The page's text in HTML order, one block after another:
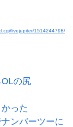
livejupiter/1514244798/
OLの尻
った
ンバーツーに